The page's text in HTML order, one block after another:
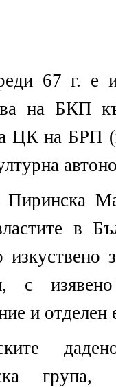
67 г. е
на БКП
ЦК на БРП
Пиринска
в
изкуствено
с
и отделен